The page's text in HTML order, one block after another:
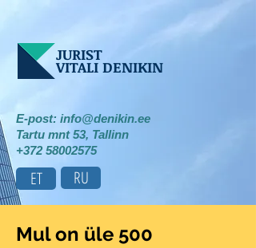
JURIST
VITALI DENIKIN
E-post: info@denikin.ee
Tartu mnt 53, Tallinn
+372 58002575
ET RU
Mul on üle 500